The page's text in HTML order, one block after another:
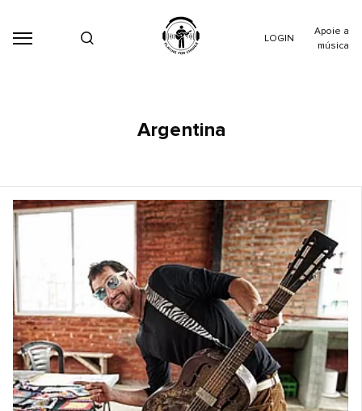
LOGIN
Apoie a
música
Argentina